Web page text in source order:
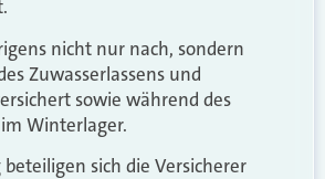
nicht nur nach, sondern
Zuwasserlassens und
sowie während des
Winterlager.
sich die Versicherer